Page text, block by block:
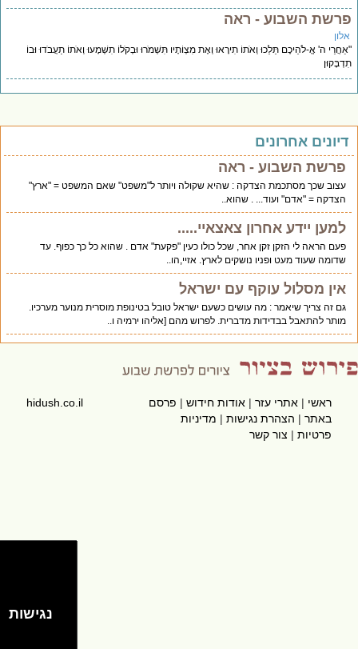
השבוע - ראה
ה' אֱ-לֹהֵיכֶם תֵּלֵכוּ וְאֹתוֹ תִירָאוּ וְאֶת מִצְו‍ֹתָיו תִּשְׁמֹרוּ וּבְקֹלוֹ תִשְׁמָעוּ וְאֹתוֹ תַעֲבֹדוּ וּבוֹ
אחרונים
פרשת השבוע - ראה
עצוב שכך מסתכמת הצדקה : שהיא שקולה ויותר ל"משפט" שאם המשפט = "ארץ"
הצדקה = "אדם" ועוד... . שהוא..
למען יידע אחרון צאצאיי.....
פעם הראה לי הזקן זקן אחר, שכל כולו כעין "פקעת" אדם . שהוא כל כך כפוף. עד
שדומה שעוד מעט ופניו נושקים לארץ. אזיי,הו..
אין מסלול עוקף עם ישראל
גם זה צריך שיאמר : מה עושים כשעם ישראל טובל בטינופת מוסרית מנוער מערכיו.
מותר להתאבל בבדידות מדברית. לפרוש מהם [אליהו ירמיה ו..
ראשי|אתרי עזר|אודות חידוש|פרסם
באתר|הצהרת נגישות|מדיניות
פרטיות|צור קשר
hidush.co.il
נגישות